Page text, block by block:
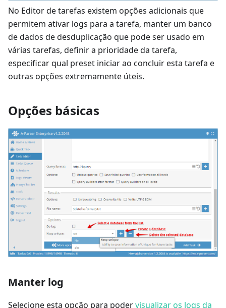
No Editor de tarefas existem opções adicionais que
permitem ativar logs para a tarefa, manter um banco
de dados de desduplicação que pode ser usado em
várias tarefas, definir a prioridade da tarefa,
especificar qual preset iniciar ao concluir esta tarefa e
outras opções extremamente úteis.
Opções básicas
Manter log
Selecione esta opção para podervisualizar os logs da